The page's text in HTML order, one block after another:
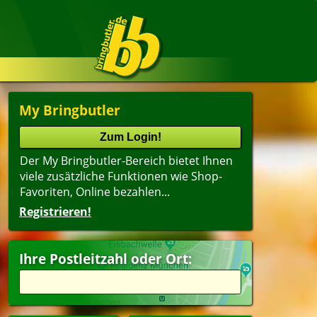
My Bringbutler
Der My Bringbutler-Bereich bietet Ihnen
viele zusätzliche Funktionen wie Shop-
Favoriten, Online bezahlen...
Registrieren!
Ihre Postleitzahl oder Ort: